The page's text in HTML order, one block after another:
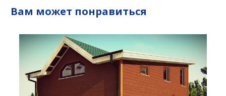
Вам может понравиться